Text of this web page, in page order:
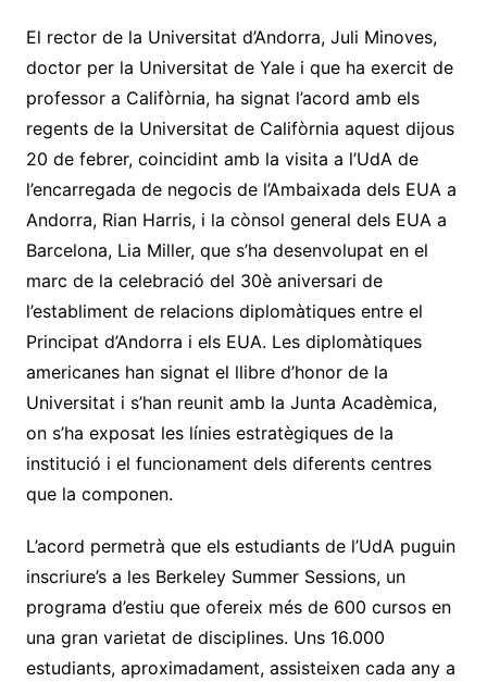
El rector de la Universitat d’Andorra, Juli Minoves,
doctor per la Universitat de Yale i que ha exercit de
professor a Califòrnia, ha signat l’acord amb els
regents de la Universitat de Califòrnia aquest dijous
20 de febrer, coincidint amb la visita a l’UdA de
l’encarregada de negocis de l’Ambaixada dels EUA a
Andorra, Rian Harris, i la cònsol general dels EUA a
Barcelona, Lia Miller, que s’ha desenvolupat en el
marc de la celebració del 30è aniversari de
l’establiment de relacions diplomàtiques entre el
Principat d’Andorra i els EUA. Les diplomàtiques
americanes han signat el llibre d’honor de la
Universitat i s’han reunit amb la Junta Acadèmica,
on s’ha exposat les línies estratègiques de la
institució i el funcionament dels diferents centres
que la componen.
L’acord permetrà que els estudiants de l’UdA puguin
inscriure’s a les Berkeley Summer Sessions, un
programa d’estiu que ofereix més de 600 cursos en
una gran varietat de disciplines. Uns 16.000
estudiants, aproximadament, assisteixen cada any a